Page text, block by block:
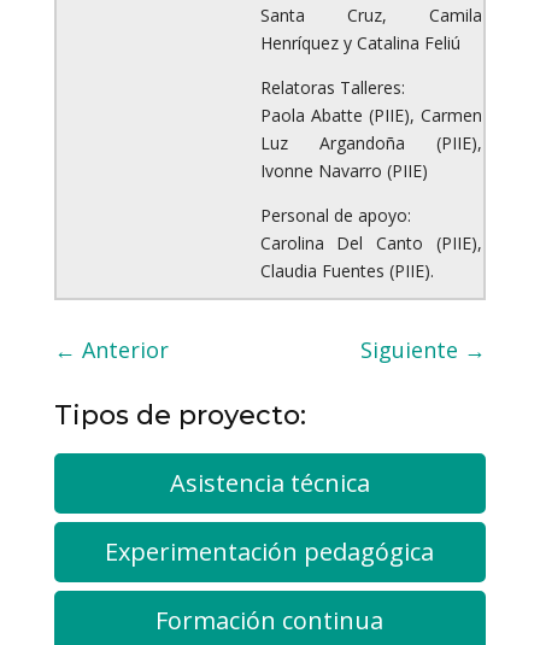
Santa Cruz, Camila
Henríquez y Catalina Feliú
Relatoras Talleres:
Paola Abatte (PIIE), Carmen
Luz Argandoña (PIIE),
Ivonne Navarro (PIIE)
Personal de apoyo:
Carolina Del Canto (PIIE),
Claudia Fuentes (PIIE).
← Anterior Siguiente →
Tipos de proyecto:
Asistencia técnica
Experimentación pedagógica
Formación continua